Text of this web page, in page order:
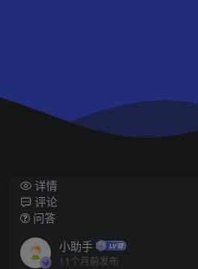
详情
评论
问答
小助手
11个月前发布